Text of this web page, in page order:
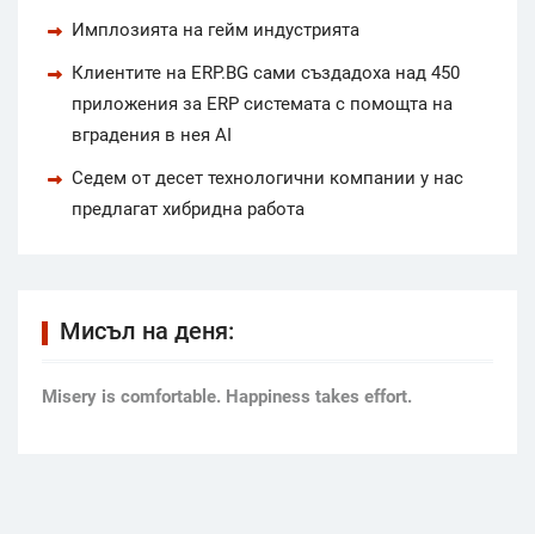
Имплозията на гейм индустрията
Клиентите на ERP.BG сами създадоха над 450
приложения за ERP системата с помощта на
вградения в нея AI
Седем от десет технологични компании у нас
предлагат хибридна работа
Мисъл на деня:
Мisery is comfortable. Happiness takes effort.